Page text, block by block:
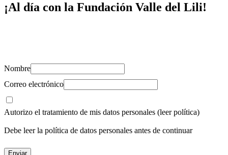
¡Al día con la Fundación Valle del Lili!
Nombre
Correo electrónico
Autorizo el tratamiento de mis datos personales (leer política)
Debe leer la política de datos personales antes de continuar